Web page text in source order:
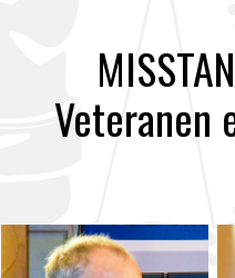
Veteranen